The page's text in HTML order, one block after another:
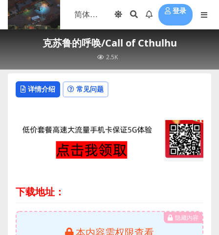
登录
克苏鲁的呼唤/Call of Cthulhu
2.5K
详情介绍 常见问题
下载地址：
隐藏内容